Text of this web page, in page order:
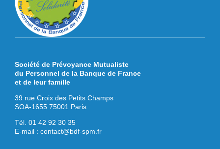
Société de Prévoyance Mutualiste
du Personnel de la Banque de France
et de leur famille
39 rue Croix des Petits Champs
SOA-1655 75001 Paris
Tél. 01 42 92 30 35
E-mail : contact@bdf-spm.fr